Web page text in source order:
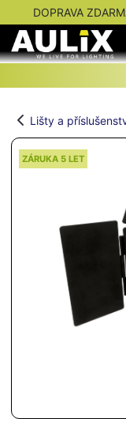
DOPRAVA
Lišty a
ZÁRUKA 5 LET